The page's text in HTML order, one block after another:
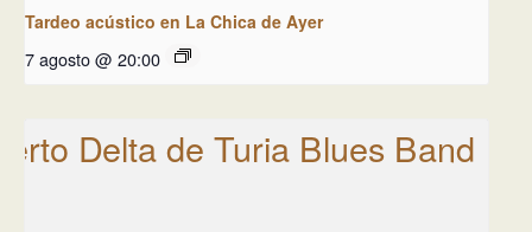
Tardeo acústico en La Chica de Ayer
7 agosto @ 20:00